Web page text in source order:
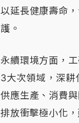
以延長健康壽命
護。
永續環境方面，
3大次領域，深耕
供應生產、消費
排放衝擊極小化